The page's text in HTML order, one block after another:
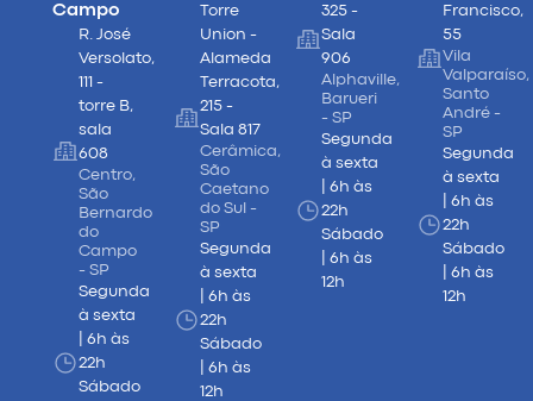
Campo
R. José
Versolato,
111 -
torre B,
sala
608
Centro,
São
Bernardo
do
Campo
- SP
Segunda
à sexta
| 6h às
22h
Sábado
Torre
Union -
Alameda
Terracota,
215 -
Sala 817
Cerâmica,
São
Caetano
do Sul -
SP
Segunda
à sexta
| 6h às
22h
Sábado
| 6h às
12h
325 -
Sala
906
Alphaville,
Barueri
- SP
Segunda
à sexta
| 6h às
22h
Sábado
| 6h às
12h
Francisco,
55
Vila
Valparaíso,
Santo
André -
SP
Segunda
à sexta
| 6h às
22h
Sábado
| 6h às
12h